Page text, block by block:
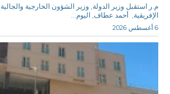
م.ر استقبل وزير الدولة, وزير الشؤون الخارجية
الإفريقية, أحمد عطاف, اليوم...
6 أغسطس 2026